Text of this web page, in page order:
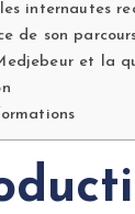
internautes
de son
et la